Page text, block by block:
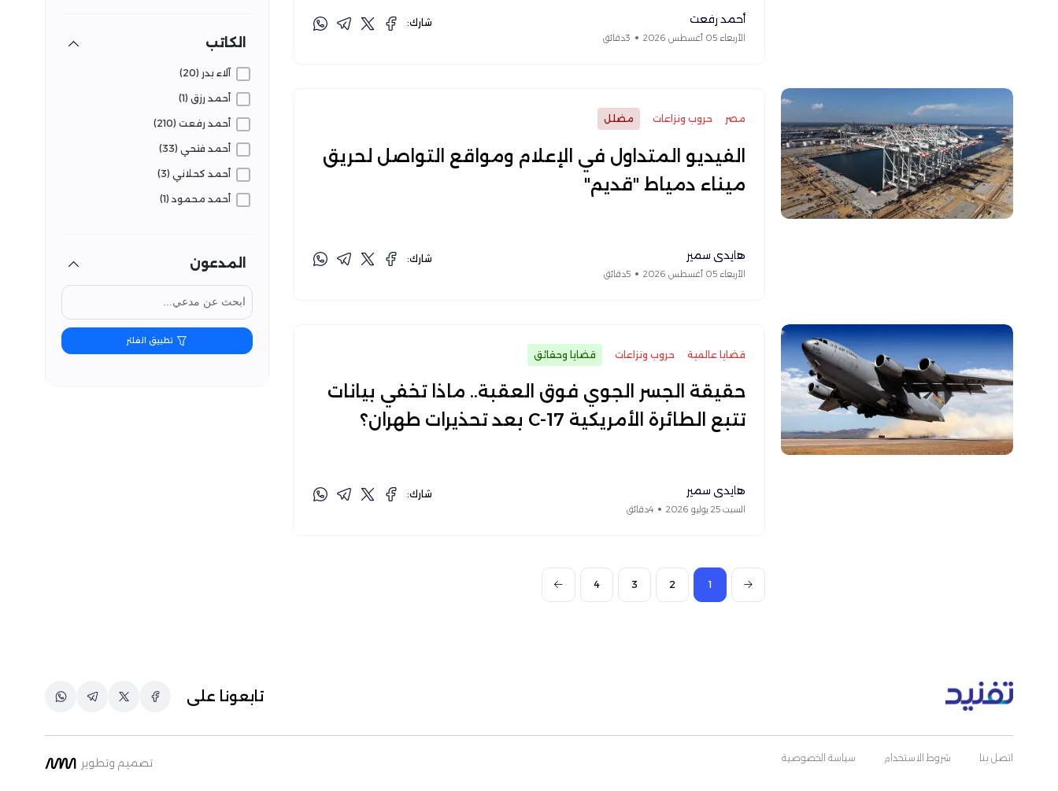
أحمد رفعت
الأربعاء 05 أغسطس 2026 3دقائق
شارك:
مصر حروب ونزاعات مضلل
الفيديو المتداول في الإعلام ومواقع التواصل لحريق
ميناء دمياط "قديم"
هايدي سمير
الأربعاء 05 أغسطس 2026 5دقائق
شارك:
قضايا عالمية حروب ونزاعات قضايا وحقائق
حقيقة الجسر الجوي فوق العقبة.. ماذا تخفي بيانات
تتبع الطائرة الأمريكية C-17 بعد تحذيرات طهران؟
هايدي سمير
السبت 25 يوليو 2026 4دقائق
شارك:
1
2
3
4
قضايا وحقائق (261)
متضارب (267)
مشكوك فيه (23)
مضلل (868)
الكاتب
آلاء بدر (20)
أحمد رزق (1)
أحمد رفعت (210)
أحمد فتحي (33)
أحمد كحلاني (3)
أحمد محمود (1)
البراء المعاني (3)
بارلا علي (4)
تقوى نفزي (45)
طارق الشال وأحمد علي (1)
المدعون
تطبيق الفلتر
تابعونا على
اتصل بنا شروط الاستخدام سياسة الخصوصية تصميم وتطوير